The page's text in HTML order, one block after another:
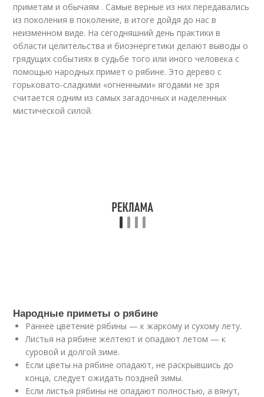
приметам и обычаям . Самые верные из них передавались
из поколения в поколение, в итоге дойдя до нас в
неизменном виде. На сегодняшний день практики в
области целительства и биоэнергетики делают выводы о
грядущих событиях в судьбе того или иного человека с
помощью народных примет о рябине. Это дерево с
горьковато-сладкими «огненными» ягодами не зря
считается одним из самых загадочных и наделенных
мистической силой.
Народные приметы о рябине
Раннее цветение рябины — к жаркому и сухому лету.
Листья на рябине желтеют и опадают летом — к
суровой и долгой зиме.
Если цветы на рябине опадают, не раскрывшись до
конца, следует ожидать поздней зимы.
Если листья рябины не опадают полностью, а вянут,